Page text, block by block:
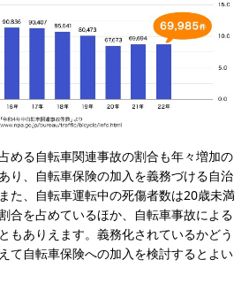
める自転車関連事故の割合も年々増加の
り、自転車保険の加入を義務づける自治
た、自転車運転中の死傷者数は20歳未満
合を占めているほか、自転車事故による
もありえます。義務化されているかどう
て自転車保険への加入を検討するとよい